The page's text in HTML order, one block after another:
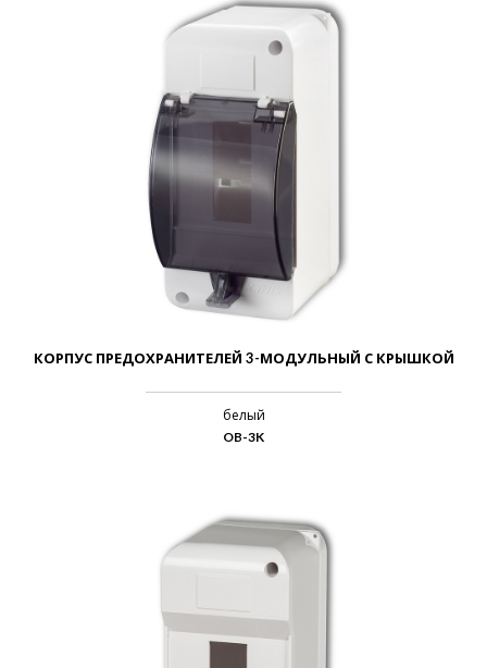
КОРПУС ПРЕДОХРАНИТЕЛЕЙ 3-МОДУЛЬНЫЙ С КРЫШКОЙ
белый
OB-3K